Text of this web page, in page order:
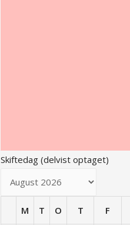
Skiftedag (delvist optaget)
M T O T F